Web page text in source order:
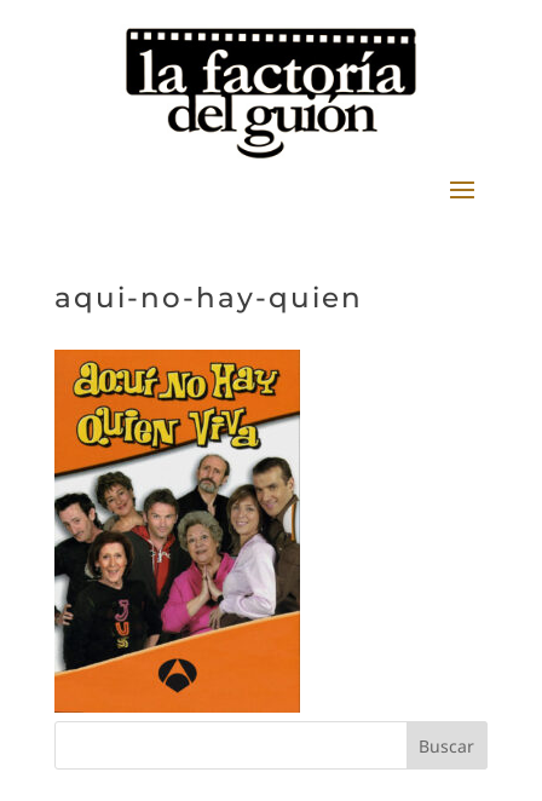
aqui-no-hay-quien